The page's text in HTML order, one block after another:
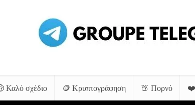
Καλό σχέδιο 🪙 Κρυπτογράφηση 🍑 Πορνό ❤️